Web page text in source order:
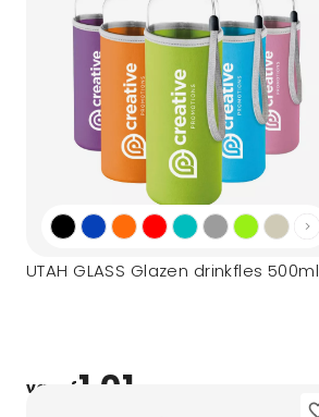
UTAH GLASS Glazen drinkfles 500ml
vanaf1,01